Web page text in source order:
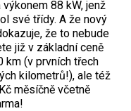
88 kW, jenž
své třídy. A že nový
že to nebude
již v základní ceně
km (v prvních třech
kilometrů!), ale též
měsíčně včetně